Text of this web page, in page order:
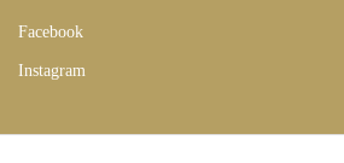
Facebook
Instagram